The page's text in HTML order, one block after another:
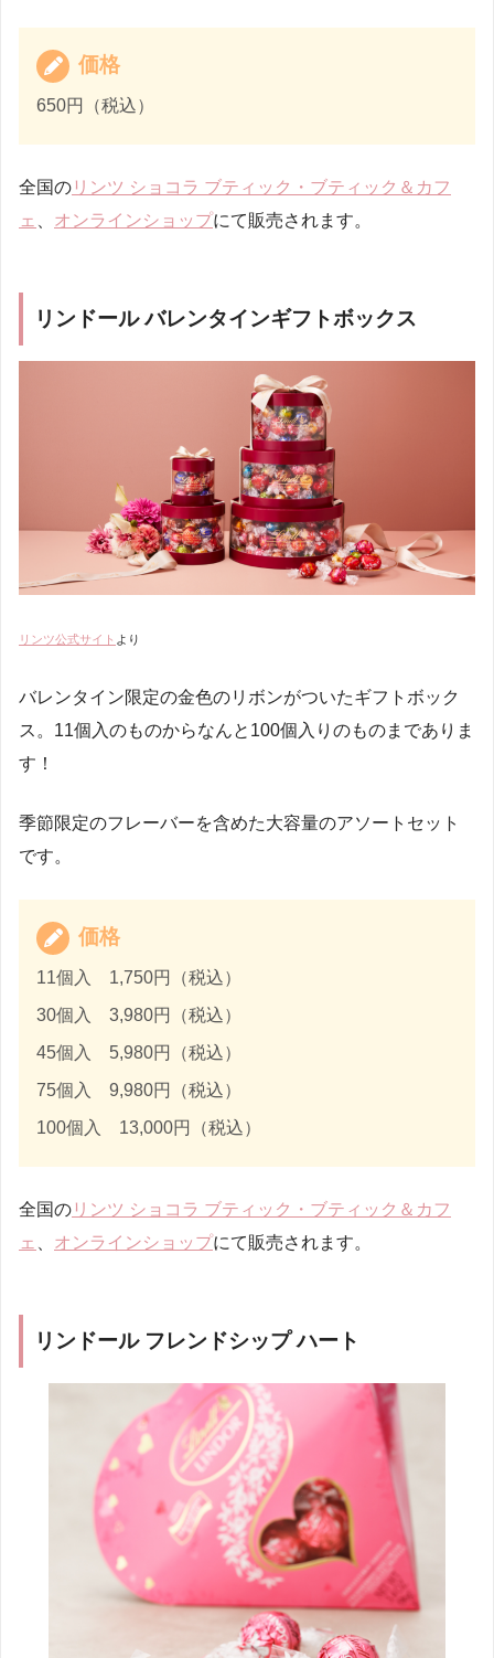
価格
650円（税込）
全国の リンツ ショコラ ブティック・ブティック＆カフ
ェ
オンラインショップにて販売されます。
リンドール バレンタインギフトボックス
リンツ公式サイト より
バレンタイン限定の金色のリボンがついたギフトボック
ス。11個入のものからなんと100個入りのものまでありま
す！
季節限定のフレーバーを含めた大容量のアソートセット
です。
価格
11個入 1,750円（税込）
30個入 3,980円（税込）
45個入 5,980円（税込）
75個入 9,980円（税込）
100個入 13,000円（税込）
全国の リンツ ショコラ ブティック・ブティック＆カフ
ェ
オンラインショップにて販売されます。
リンドール フレンドシップ ハート